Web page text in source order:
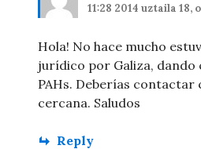
11:28 2014 uztaila 18,
Hola! No hace mucho
jurídico por Galiza, dando
PAHs. Deberías contactar
cercana. Saludos
Reply